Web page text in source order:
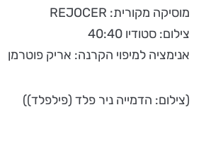
מוסיקה מקורית: REJOCER
צילום: סטודיו 40:40
אנימציה למיפוי הקרנה: אריק פוטרמן
(צילום: הדמייה ניר פלד (פילפלד))